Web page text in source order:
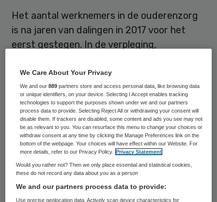
Het aantal werknemers in de ouderenzorg
is na jaren van dalingen in 2017 voor het
eerst gestegen. In de verpleging,
derde kwartaal van vorig jaar 376 duizend
mensen, 9300 meer dan een jaar eerder. Dit
komt naar voren in het dinsdag verschenen
boek ‘Zó werkt de ouderenzorg’.
Het aantal werknemers is zowel in de
thuiszorg als in de verpleging en verzorging
gestegen, met circa 2,5 procent. Ondanks
de stijging werken er nu nog 24 duizend
mensen minder in de ouderenzorg dan in
We Care About Your Privacy
We and our889 partners store and access personal data, like browsing data
or unique identifiers, on your device. Selecting I Accept enables tracking
technologies to support the purposes shown under we and our partners
process data to provide. Selecting Reject All or withdrawing your consent will
disable them. If trackers are disabled, some content and ads you see may not
be as relevant to you. You can resurface this menu to change your choices or
withdraw consent at any time by clicking the Manage Preferences link on the
bottom of the webpage. Your choices will have effect within our Website. For
more details, refer to our Privacy Policy.
Privacy Statement
Would you rather not? Then we only place essential and statistical cookies,
these do not record any data about you as a person
We and our partners process data to provide:
Use precise geolocation data. Actively scan device characteristics for